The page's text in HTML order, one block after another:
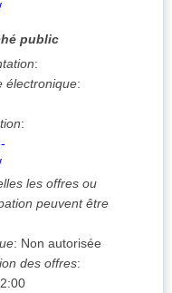
public
:
électronique:
:
les offres ou
peuvent être
: Non autorisée
des offres: